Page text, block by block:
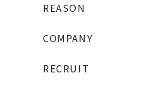
REASON
COMPANY
RECRUIT